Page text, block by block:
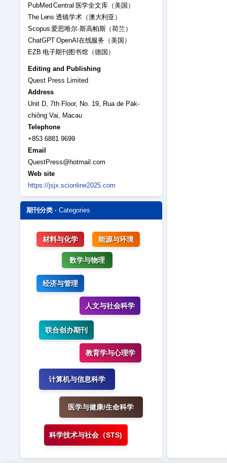
PubMed Central 医学全文库（美国）
The Lens 透镜学术（澳大利亚）
Scopus 爱思唯尔·斯高帕斯（荷兰）
ChatGPT OpenAI在线服务（美国）
EZB 电子期刊图书馆（德国）
Editing and Publishing
Quest Press Limited
Address
Unit D, 7th Floor, No. 19, Rua de Pa̍k-
chiông Vai, Macau
Telephone
+853 6881 9699
Email
QuestPress@hotmail.com
Web site
https://jsjx.scionline2025.com
期刊分类 · Categories
材料与化学 能源与环境
数学与物理
经济与管理
人文与社会科学
联合创办期刊
教育学与心理学
计算机与信息科学
医学与健康/生命科学
科学技术与社会（STS)